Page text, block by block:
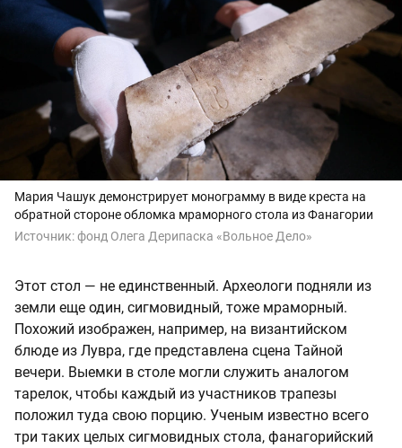
Мария Чашук демонстрирует монограмму в виде креста на
обратной стороне обломка мраморного стола из Фанагории
Источник:фонд Олега Дерипаска «Вольное Дело»
Этот стол — не единственный. Археологи подняли из
земли еще один, сигмовидный, тоже мраморный.
Похожий изображен, например, на византийском
блюде из Лувра, где представлена сцена Тайной
вечери. Выемки в столе могли служить аналогом
тарелок, чтобы каждый из участников трапезы
положил туда свою порцию. Ученым известно всего
три таких целых сигмовидных стола, фанагорийский